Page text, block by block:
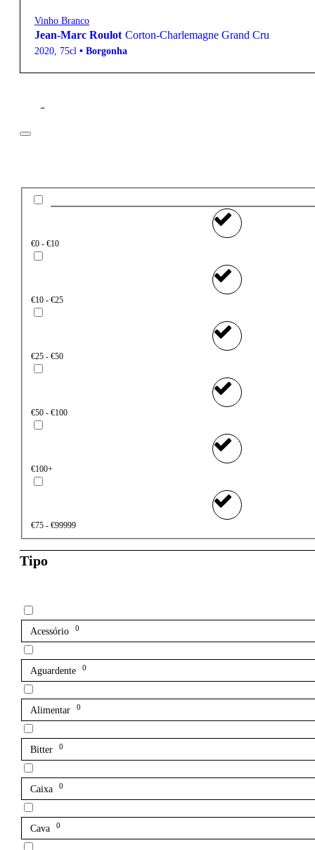
Vinho Branco
Jean-Marc Roulot Corton-Charlemagne Grand Cru
2020, 75cl • Borgonha
Filtros
€0 - €10
€10 - €25
€25 - €50
€50 - €100
€100+
€75 - €99999
Tipo
Acessório 0
Aguardente 0
Alimentar 0
Bitter 0
Caixa 0
Cava 0